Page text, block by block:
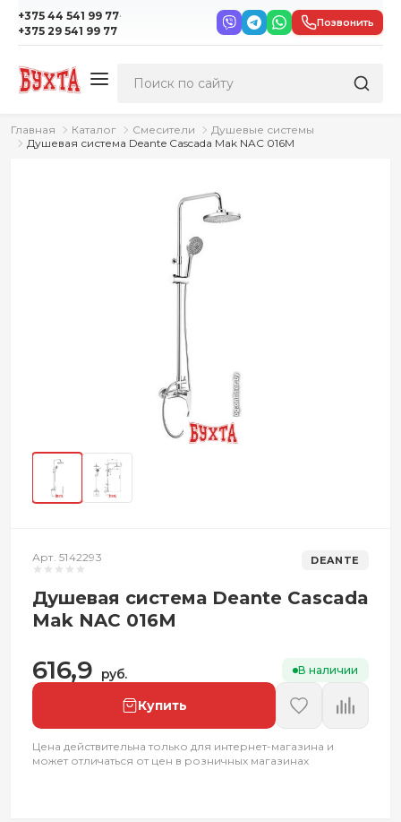
+375 44 541 99 77·
+375 29 541 99 77
Позвонить
Главная Каталог Смесители
Душевые системы
Душевая система Deante Cascada Mak NAC 016M
Арт. 5142293 DEANTE
Душевая система Deante Cascada
Mak NAC 016M
616,9 руб. В наличии
Купить
Цена действительна только для интернет-магазина и
может отличаться от цен в розничных магазинах